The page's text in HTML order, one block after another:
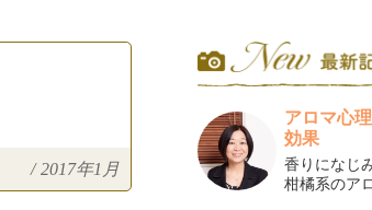
/ 2017年1月
アロマ心
効果
香りになじ
柑橘系のア